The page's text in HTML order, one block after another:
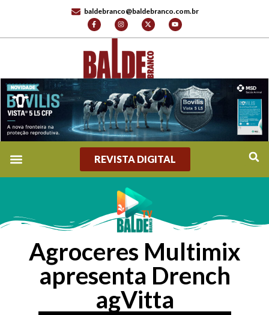
baldebranco@baldebranco.com.br
REVISTA DIGITAL
Agroceres Multimix
apresenta Drench
agVitta